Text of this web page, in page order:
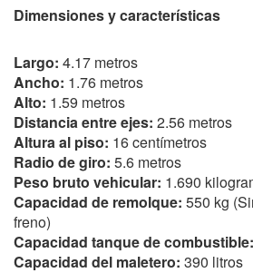
Dimensiones y características
Largo: 4.17 metros
Ancho: 1.76 metros
Alto: 1.59 metros
Distancia entre ejes: 2.56 metros
Altura al piso: 16 centímetros
Radio de giro: 5.6 metros
Peso bruto vehicular: 1.690
Capacidad de remolque: 550 kg
freno)
Capacidad tanque de combustible:
Capacidad del maletero: 390 litros